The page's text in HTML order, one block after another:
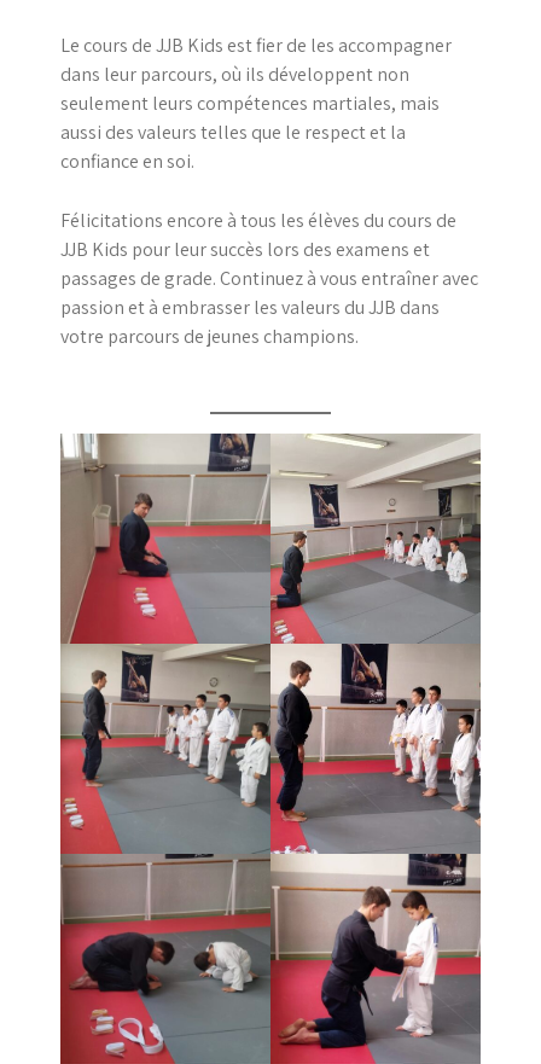
Le cours de JJB Kids est fier de les accompagner
dans leur parcours, où ils développent non
seulement leurs compétences martiales, mais
aussi des valeurs telles que le respect et la
confiance en soi.
Félicitations encore à tous les élèves du cours de
JJB Kids pour leur succès lors des examens et
passages de grade. Continuez à vous entraîner avec
passion et à embrasser les valeurs du JJB dans
votre parcours de jeunes champions.